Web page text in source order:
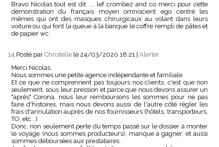
Bravo Nicolas tout est dit .... lef crombez and co merci pour cette
démonstration du français moyen omniscient ego centré les
mêmes qui ont des masques chirurgicaux au volant dans leurs
voiture ou qui font la queue à la banque le coffre rempli de pâtes et
de papier wc .
14.Posté par Christelle le 24/03/2020 18:21 Alerter
Merci Nicolas.
Nous sommes une petite agence indépendante et familiale.
Et ce que ne comprennent pas toujours nos clients, c'est que non
seulement, sous leur pression et parce que nous devons assurer un
"après" Corona, nous leur remboursons les sommes pour ne pas
faire d'histoires, mais nous devons aussi de l'autre côté régler les
frais d'annulation auprès de nos fournisseurs (hôtels, transporteurs,
TO, etc...)
Donc, non seulement perte du temps passé sur le dossier à monter
le voyage (nous sommes producteurs), manque à gagner, et aussi
sommes déboursées aux prestataires.